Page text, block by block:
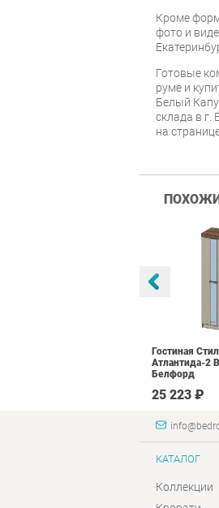
Кроме
фото и
Готовые
руме и
Белый
склада в г.
на
Гостиная
Атлантида-2
Белфорд
25 223 ₽
КАТАЛОГ
Коллекции